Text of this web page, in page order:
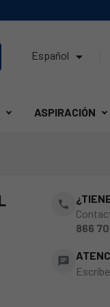
Español 
ASPIRACIÓN
phone
866
chat